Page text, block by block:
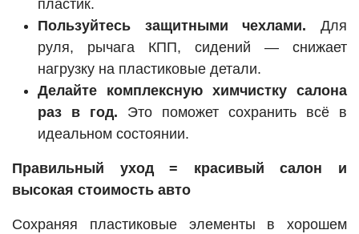
пластик.
Пользуйтесь защитными чехлами. Для
руля, рычага КПП, сидений — снижает
нагрузку на пластиковые детали.
Делайте комплексную химчистку салона
раз в год. Это поможет сохранить всё в
идеальном состоянии.
Правильный уход = красивый салон и
высокая стоимость авто
Сохраняя пластиковые элементы в хорошем